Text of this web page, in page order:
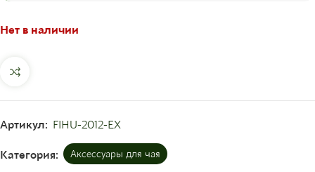
Нет в наличии
Артикул: FIHU-2012-EX
Категория: Аксессуары для чая